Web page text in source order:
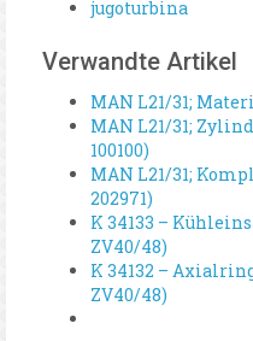
jugoturbina
Verwandte Artikel
MAN L21/31;
MAN L21/31;
100100)
MAN L21/31;
202971)
K 34133 –
ZV40/48)
K 34132 –
ZV40/48)